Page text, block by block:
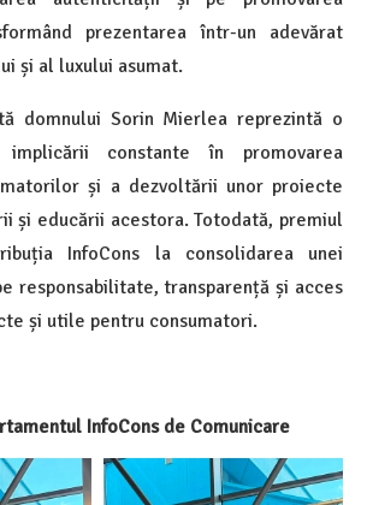
prezentarea într-un adevărat
și al luxului asumat.
domnului Sorin Mierlea reprezintă o
constante în promovarea
și a dezvoltării unor proiecte
și educării acestora. Totodată, premiul
InfoCons la consolidarea unei
responsabilitate, transparență și acces
și utile pentru consumatori.
InfoCons de Comunicare